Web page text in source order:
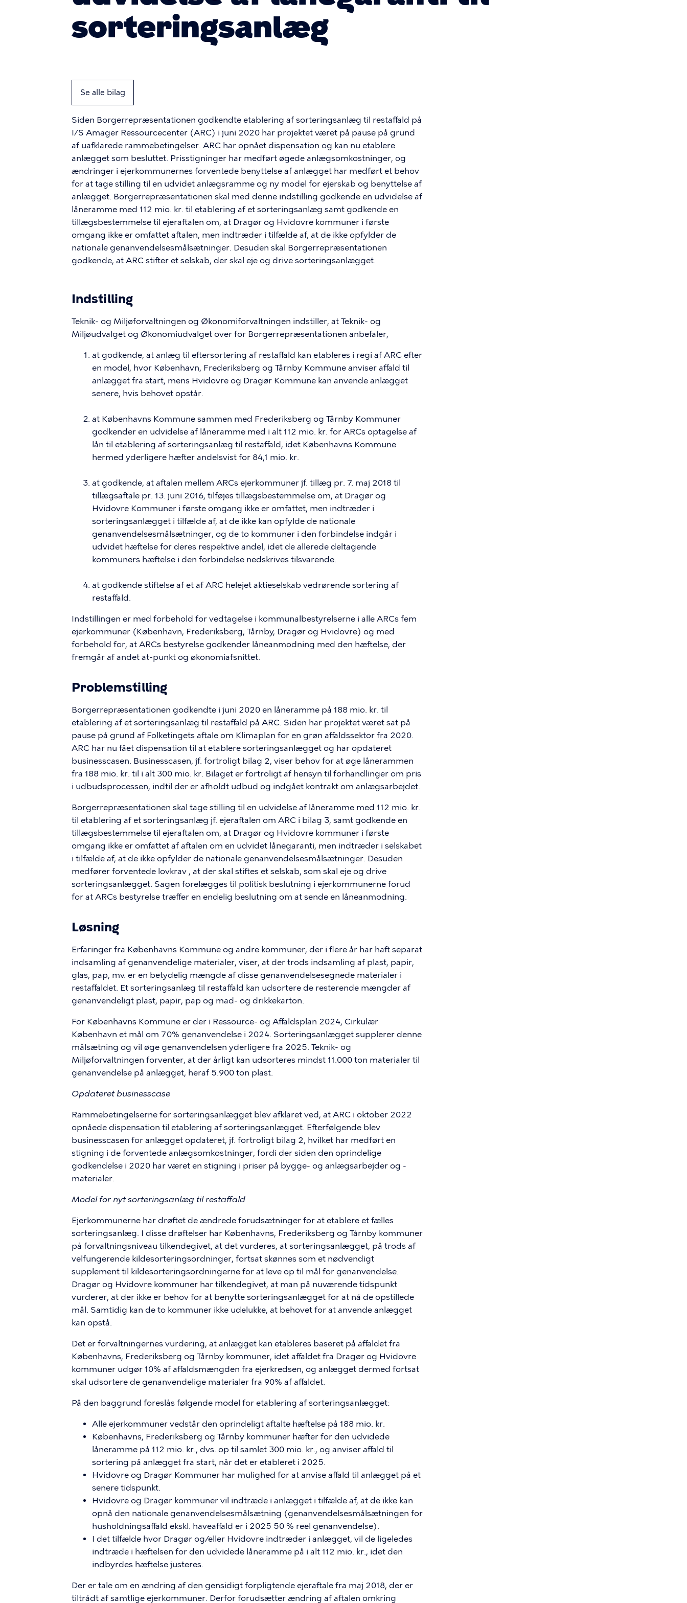
sorteringsanlæg
Se alle bilag
Siden Borgerrepræsentationen godkendte etablering af sorteringsanlæg til restaffald på
I/S Amager Ressourcecenter (ARC) i juni 2020 har projektet været på pause på grund
af uafklarede rammebetingelser. ARC har opnået dispensation og kan nu etablere
anlægget som besluttet. Prisstigninger har medført øgede anlægsomkostninger, og
ændringer i ejerkommunernes forventede benyttelse af anlægget har medført et behov
for at tage stilling til en udvidet anlægsramme og ny model for ejerskab og benyttelse af
anlægget. Borgerrepræsentationen skal med denne indstilling godkende en udvidelse af
låneramme med 112 mio. kr. til etablering af et sorteringsanlæg samt godkende en
tillægsbestemmelse til ejeraftalen om, at Dragør og Hvidovre kommuner i første
omgang ikke er omfattet aftalen, men indtræder i tilfælde af, at de ikke opfylder de
nationale genanvendelsesmålsætninger. Desuden skal Borgerrepræsentationen
godkende, at ARC stifter et selskab, der skal eje og drive sorteringsanlægget.
Indstilling
Teknik- og Miljøforvaltningen og Økonomiforvaltningen indstiller, at Teknik- og
Miljøudvalget og Økonomiudvalget over for Borgerrepræsentationen anbefaler,
at godkende, at anlæg til eftersortering af restaffald kan etableres i regi af ARC efter
en model, hvor København, Frederiksberg og Tårnby Kommune anviser affald til
anlægget fra start, mens Hvidovre og Dragør Kommune kan anvende anlægget
senere, hvis behovet opstår.
at Københavns Kommune sammen med Frederiksberg og Tårnby Kommuner
godkender en udvidelse af låneramme med i alt 112 mio. kr. for ARCs optagelse af
lån til etablering af sorteringsanlæg til restaffald, idet Københavns Kommune
hermed yderligere hæfter andelsvist for 84,1 mio. kr.
at godkende, at aftalen mellem ARCs ejerkommuner jf. tillæg pr. 7. maj 2018 til
tillægsaftale pr. 13. juni 2016, tilføjes tillægsbestemmelse om, at Dragør og
Hvidovre Kommuner i første omgang ikke er omfattet, men indtræder i
sorteringsanlægget i tilfælde af, at de ikke kan opfylde de nationale
genanvendelsesmålsætninger, og de to kommuner i den forbindelse indgår i
udvidet hæftelse for deres respektive andel, idet de allerede deltagende
kommuners hæftelse i den forbindelse nedskrives tilsvarende.
at godkende stiftelse af et af ARC helejet aktieselskab vedrørende sortering af
restaffald.
Indstillingen er med forbehold for vedtagelse i kommunalbestyrelserne i alle ARCs fem
ejerkommuner (København, Frederiksberg, Tårnby, Dragør og Hvidovre) og med
forbehold for, at ARCs bestyrelse godkender låneanmodning med den hæftelse, der
fremgår af andet at-punkt og økonomiafsnittet.
Problemstilling
Borgerrepræsentationen godkendte i juni 2020 en låneramme på 188 mio. kr. til
etablering af et sorteringsanlæg til restaffald på ARC. Siden har projektet været sat på
pause på grund af Folketingets aftale om Klimaplan for en grøn affaldssektor fra 2020.
ARC har nu fået dispensation til at etablere sorteringsanlægget og har opdateret
businesscasen. Businesscasen, jf. fortroligt bilag 2, viser behov for at øge lånerammen
fra 188 mio. kr. til i alt 300 mio. kr. Bilaget er fortroligt af hensyn til forhandlinger om pris
i udbudsprocessen, indtil der er afholdt udbud og indgået kontrakt om anlægsarbejdet.
Borgerrepræsentationen skal tage stilling til en udvidelse af låneramme med 112 mio. kr.
til etablering af et sorteringsanlæg jf. ejeraftalen om ARC i bilag 3, samt godkende en
tillægsbestemmelse til ejeraftalen om, at Dragør og Hvidovre kommuner i første
omgang ikke er omfattet af aftalen om en udvidet lånegaranti, men indtræder i selskabet
i tilfælde af, at de ikke opfylder de nationale genanvendelsesmålsætninger. Desuden
medfører forventede lovkrav , at der skal stiftes et selskab, som skal eje og drive
sorteringsanlægget. Sagen forelægges til politisk beslutning i ejerkommunerne forud
for at ARCs bestyrelse træffer en endelig beslutning om at sende en låneanmodning.
Løsning
Erfaringer fra Københavns Kommune og andre kommuner, der i flere år har haft separat
indsamling af genanvendelige materialer, viser, at der trods indsamling af plast, papir,
glas, pap, mv. er en betydelig mængde af disse genanvendelsesegnede materialer i
restaffaldet. Et sorteringsanlæg til restaffald kan udsortere de resterende mængder af
genanvendeligt plast, papir, pap og mad- og drikkekarton.
For Københavns Kommune er der i Ressource- og Affaldsplan 2024, Cirkulær
København et mål om 70% genanvendelse i 2024. Sorteringsanlægget supplerer denne
målsætning og vil øge genanvendelsen yderligere fra 2025. Teknik- og
Miljøforvaltningen forventer, at der årligt kan udsorteres mindst 11.000 ton materialer til
genanvendelse på anlægget, heraf 5.900 ton plast.
Opdateret businesscase
Rammebetingelserne for sorteringsanlægget blev afklaret ved, at ARC i oktober 2022
opnåede dispensation til etablering af sorteringsanlægget. Efterfølgende blev
businesscasen for anlægget opdateret, jf. fortroligt bilag 2, hvilket har medført en
stigning i de forventede anlægsomkostninger, fordi der siden den oprindelige
godkendelse i 2020 har været en stigning i priser på bygge- og anlægsarbejder og -
materialer.
Model for nyt sorteringsanlæg til restaffald
Ejerkommunerne har drøftet de ændrede forudsætninger for at etablere et fælles
sorteringsanlæg. I disse drøftelser har Københavns, Frederiksberg og Tårnby kommuner
på forvaltningsniveau tilkendegivet, at det vurderes, at sorteringsanlægget, på trods af
velfungerende kildesorteringsordninger, fortsat skønnes som et nødvendigt
supplement til kildesorteringsordningerne for at leve op til mål for genanvendelse.
Dragør og Hvidovre kommuner har tilkendegivet, at man på nuværende tidspunkt
vurderer, at der ikke er behov for at benytte sorteringsanlægget for at nå de opstillede
mål. Samtidig kan de to kommuner ikke udelukke, at behovet for at anvende anlægget
kan opstå.
Det er forvaltningernes vurdering, at anlægget kan etableres baseret på affaldet fra
Københavns, Frederiksberg og Tårnby kommuner, idet affaldet fra Dragør og Hvidovre
kommuner udgør 10% af affaldsmængden fra ejerkredsen, og anlægget dermed fortsat
skal udsortere de genanvendelige materialer fra 90% af affaldet.
På den baggrund foreslås følgende model for etablering af sorteringsanlægget:
Alle ejerkommuner vedstår den oprindeligt aftalte hæftelse på 188 mio. kr.
Københavns, Frederiksberg og Tårnby kommuner hæfter for den udvidede
låneramme på 112 mio. kr., dvs. op til samlet 300 mio. kr., og anviser affald til
sortering på anlægget fra start, når det er etableret i 2025.
Hvidovre og Dragør Kommuner har mulighed for at anvise affald til anlægget på et
senere tidspunkt.
Hvidovre og Dragør kommuner vil indtræde i anlægget i tilfælde af, at de ikke kan
opnå den nationale genanvendelsesmålsætning (genanvendelsesmålsætningen for
husholdningsaffald ekskl. haveaffald er i 2025 50 % reel genanvendelse).
I det tilfælde hvor Dragør og/eller Hvidovre indtræder i anlægget, vil de ligeledes
indtræde i hæftelsen for den udvidede låneramme på i alt 112 mio. kr., idet den
indbyrdes hæftelse justeres.
Der er tale om en ændring af den gensidigt forpligtende ejeraftale fra maj 2018, der er
tiltrådt af samtlige ejerkommuner. Derfor forudsætter ændring af aftalen omkring